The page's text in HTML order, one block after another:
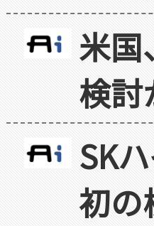
米国
検討
SK
初の